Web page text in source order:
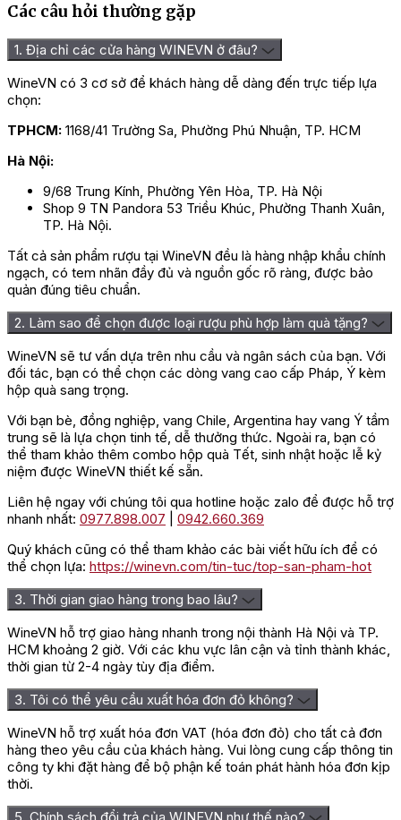
Hộp Quà Tết HQT2519
480.000₫
600.000₫-20%
(-20%)
MUA NGAY
Xem thêm ->
Các câu hỏi thường gặp
1. Địa chỉ các cửa hàng WINEVN ở đâu?
WineVN có 3 cơ sở để khách hàng dễ dàng đến trực tiếp lựa
chọn:
TPHCM: 1168/41 Trường Sa, Phường Phú Nhuận, TP. HCM
Hà Nội:
9/68 Trung Kính, Phường Yên Hòa, TP. Hà Nội
Shop 9 TN Pandora 53 Triều Khúc, Phường Thanh Xuân,
TP. Hà Nội.
Tất cả sản phẩm rượu tại WineVN đều là hàng nhập khẩu chính
ngạch, có tem nhãn đầy đủ và nguồn gốc rõ ràng, được bảo
quản đúng tiêu chuẩn.
2. Làm sao để chọn được loại rượu phù hợp làm quà tặng?
WineVN sẽ tư vấn dựa trên nhu cầu và ngân sách của bạn. Với
đối tác, bạn có thể chọn các dòng vang cao cấp Pháp, Ý kèm
hộp quà sang trọng.
Với bạn bè, đồng nghiệp, vang Chile, Argentina hay vang Ý tầm
trung sẽ là lựa chọn tinh tế, dễ thưởng thức. Ngoài ra, bạn có
thể tham khảo thêm combo hộp quà Tết, sinh nhật hoặc lễ kỷ
niệm được WineVN thiết kế sẵn.
Liên hệ ngay với chúng tôi qua hotline hoặc zalo để được hỗ trợ
nhanh nhất: 0977.898.007
0942.660.369
Quý khách cũng có thể tham khảo các bài viết hữu ích để có
thể chọn lựa: https://winevn.com/tin-tuc/top-san-pham-hot
3. Thời gian giao hàng trong bao lâu?
WineVN hỗ trợ giao hàng nhanh trong nội thành Hà Nội và TP.
HCM khoảng 2 giờ. Với các khu vực lân cận và tỉnh thành khác,
thời gian từ 2-4 ngày tùy địa điểm.
3. Tôi có thể yêu cầu xuất hóa đơn đỏ không?
WineVN hỗ trợ xuất hóa đơn VAT (hóa đơn đỏ) cho tất cả đơn
hàng theo yêu cầu của khách hàng. Vui lòng cung cấp thông tin
công ty khi đặt hàng để bộ phận kế toán phát hành hóa đơn kịp
thời.